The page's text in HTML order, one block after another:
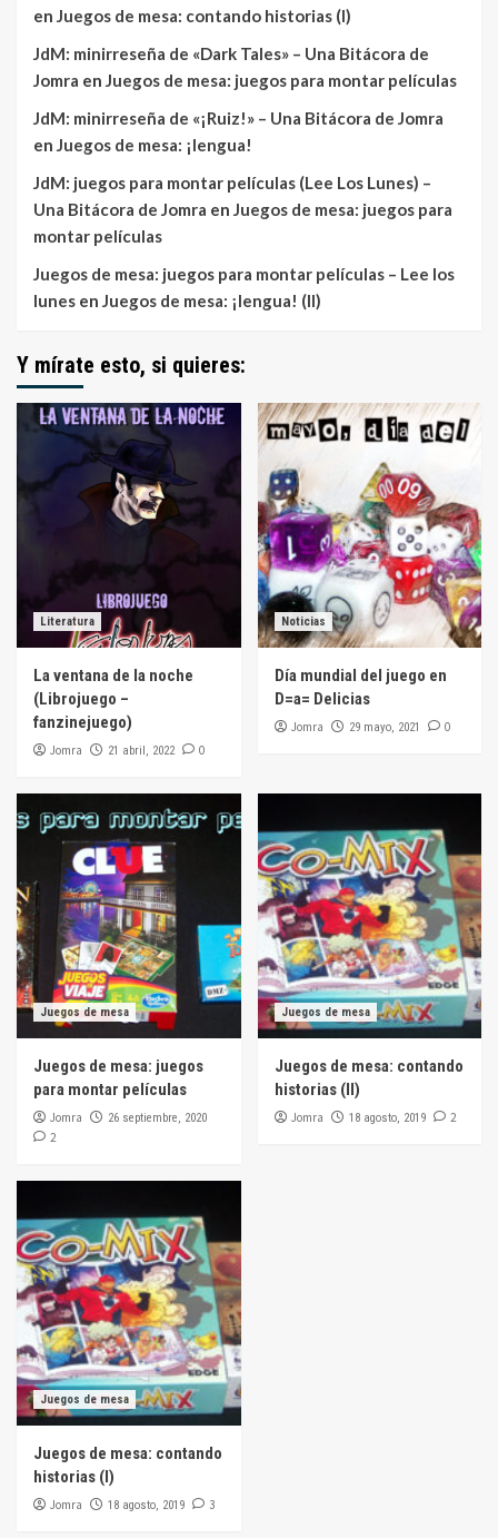
en Juegos de mesa: contando historias (I)
JdM: minirreseña de «Dark Tales» – Una Bitácora de
Jomra en Juegos de mesa: juegos para montar películas
JdM: minirreseña de «¡Ruiz!» – Una Bitácora de Jomra
en Juegos de mesa: ¡lengua!
JdM: juegos para montar películas (Lee Los Lunes) –
Una Bitácora de Jomra en Juegos de mesa: juegos para
montar películas
Juegos de mesa: juegos para montar películas – Lee los
lunes en Juegos de mesa: ¡lengua! (II)
Y mírate esto, si quieres:
Literatura
La ventana de la noche
(Librojuego –
fanzinejuego)
Jomra 21 abril, 2022 0
Noticias
Día mundial del juego en
D=a= Delicias
Jomra 29 mayo, 2021 0
Juegos de mesa
Juegos de mesa: juegos
para montar películas
Jomra 26 septiembre, 2020
2
Juegos de mesa
Juegos de mesa: contando
historias (II)
Jomra 18 agosto, 2019 2
Juegos de mesa
Juegos de mesa: contando
historias (I)
Jomra 18 agosto, 2019 3